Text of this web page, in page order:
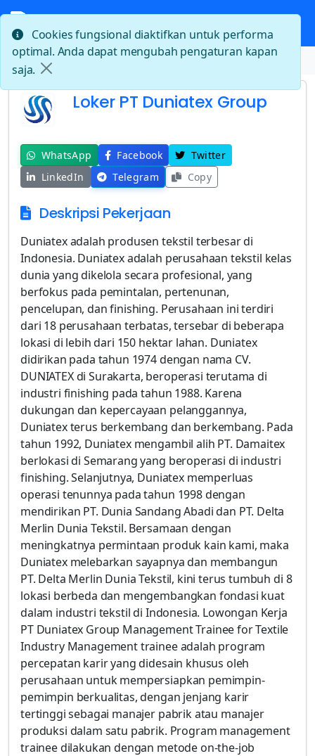
Beranda Loker PT Duniatex Group
Loker PT Duniatex Group
WhatsApp Facebook
Twitter
LinkedIn
Telegram Copy
Deskripsi Pekerjaan
Duniatex adalah produsen tekstil terbesar di
Indonesia. Duniatex adalah perusahaan tekstil kelas
dunia yang dikelola secara profesional, yang
berfokus pada pemintalan, pertenunan,
pencelupan, dan finishing. Perusahaan ini terdiri
dari 18 perusahaan terbatas, tersebar di beberapa
lokasi di lebih dari 150 hektar lahan. Duniatex
didirikan pada tahun 1974 dengan nama CV.
DUNIATEX di Surakarta, beroperasi terutama di
industri finishing pada tahun 1988. Karena
dukungan dan kepercayaan pelanggannya,
Duniatex terus berkembang dan berkembang. Pada
tahun 1992, Duniatex mengambil alih PT. Damaitex
berlokasi di Semarang yang beroperasi di industri
finishing. Selanjutnya, Duniatex memperluas
operasi tenunnya pada tahun 1998 dengan
mendirikan PT. Dunia Sandang Abadi dan PT. Delta
Merlin Dunia Tekstil. Bersamaan dengan
meningkatnya permintaan produk kain kami, maka
Duniatex melebarkan sayapnya dan membangun
PT. Delta Merlin Dunia Tekstil, kini terus tumbuh di 8
lokasi berbeda dan mengembangkan fondasi kuat
dalam industri tekstil di Indonesia. Lowongan Kerja
PT Duniatex Group Management Trainee for Textile
Industry Management trainee adalah program
percepatan karir yang didesain khusus oleh
perusahaan untuk mempersiapkan pemimpin-
pemimpin berkualitas, dengan jenjang karir
tertinggi sebagai manajer pabrik atau manajer
produksi dalam satu pabrik. Program management
trainee dilakukan dengan metode on-the-job
Cookies fungsional diaktifkan untuk performa
optimal. Anda dapat mengubah pengaturan kapan
saja.